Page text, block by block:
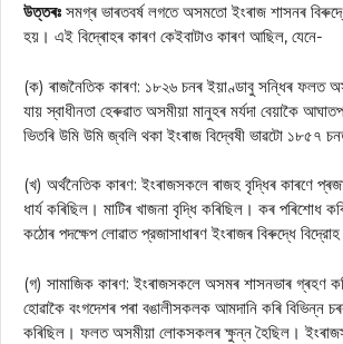
উত্তৰঃ সমগ্ৰ ভাৰতবৰ্ষ লগতে অসমতো ইংৰাজ শাসনৰ
হয়। এই বিদ্ৰোহৰ কাৰণ কেইবাটাও কাৰণ আছিল, যেনে-
(ক) ৰাজনৈতিক কাৰণ: ১৮২৬ চনৰ ইয়াণ্ডাবু সন্ধিৰ ফলত
যায় স্বাধীনতা হেৰুৱাত অসমীয়া মানুহৰ মৰ্যদা বেয়াকৈ
ভিতৰি উমি উমি জ্বলি থকা ইংৰাজ বিদ্বেষী ভাৱটো ১৮৫৭
(খ) অর্থনৈতিক কাৰণ: ইংৰাজসকলে ৰাজহ বৃদ্ধিৰ কাৰণে
ধার্য কৰিছিল। মাটিৰ খাজনা বৃদ্ধি কৰিছিল। কৰ পৰিশোধ
কঠোৰ পদক্ষেপ লোৱাত প্রজাসাধাৰণ ইংৰাজৰ বিৰুদ্ধে
(গ) সামাজিক কাৰণ: ইংৰাজসকলে অসমৰ শাসনভাৰ গ্ৰহণ
হোৱাকৈ বংগদেশৰ পৰা বঙালীসকলক আমদানি কৰি বিভিন্ন
কৰিছিল। ফলত অসমীয়া লোকসকলৰ ক্ষুন্ন হৈছিল।